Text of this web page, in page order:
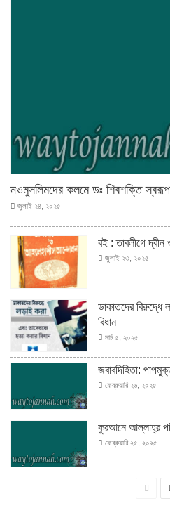
নওমুসলিমদের কলমে ডঃ শিবশক্তি
জুলাই ২৪, ২০২৫
বই : তাবলীগে
জুলাই ২৩, ২০২৫
ডাকাতদের বিরুদ্ধে
বিধান
মার্চ ৫, ২০২৫
জবাবদিহিতা:
ফেব্রুয়ারি ২৬, ২০২৫
কুরআনে আল্লাহ্‌র
ফেব্রুয়ারি ২৫, ২০২৫
পূর্বের